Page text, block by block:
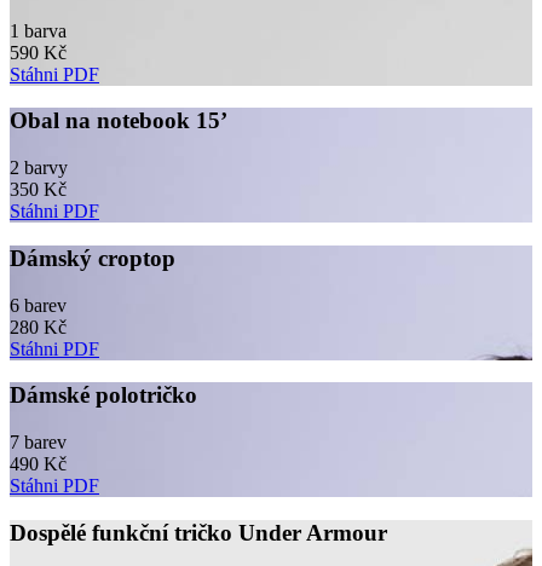
1 barva
590 Kč
Stáhni PDF
Obal na notebook 15’
2 barvy
350 Kč
Stáhni PDF
Dámský croptop
6 barev
280 Kč
Stáhni PDF
Dámské polotričko
7 barev
490 Kč
Stáhni PDF
Dospělé funkční tričko Under Armour